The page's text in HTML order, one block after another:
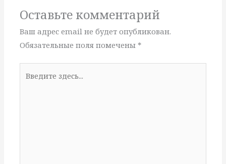
Оставьте комментарий
Ваш адрес email не будет опубликован.
Обязательные поля помечены *
здесь...